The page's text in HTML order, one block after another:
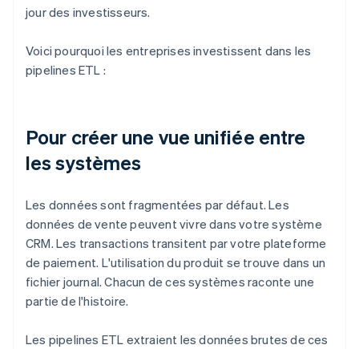
jour des investisseurs.
Voici pourquoi les entreprises investissent dans les
pipelines ETL :
Pour créer une vue unifiée entre
les systèmes
Les données sont fragmentées par défaut. Les
données de vente peuvent vivre dans votre système
CRM. Les transactions transitent par votre plateforme
de paiement. L'utilisation du produit se trouve dans un
fichier journal. Chacun de ces systèmes raconte une
partie de l'histoire.
Les pipelines ETL extraient les données brutes de ces